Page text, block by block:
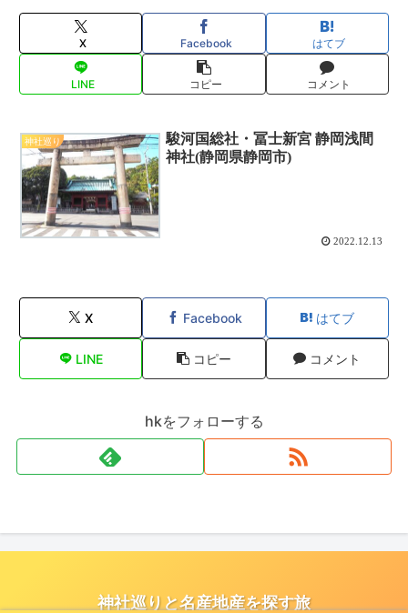
X Facebook はてブ
LINE コピー コメント
神社巡り
駿河国総社・冨士新宮 静岡浅間
神社(静岡県静岡市)
2022.12.13
X Facebook はてブ
LINE コピー コメント
hkをフォローする
神社巡りと名産地産を探す旅